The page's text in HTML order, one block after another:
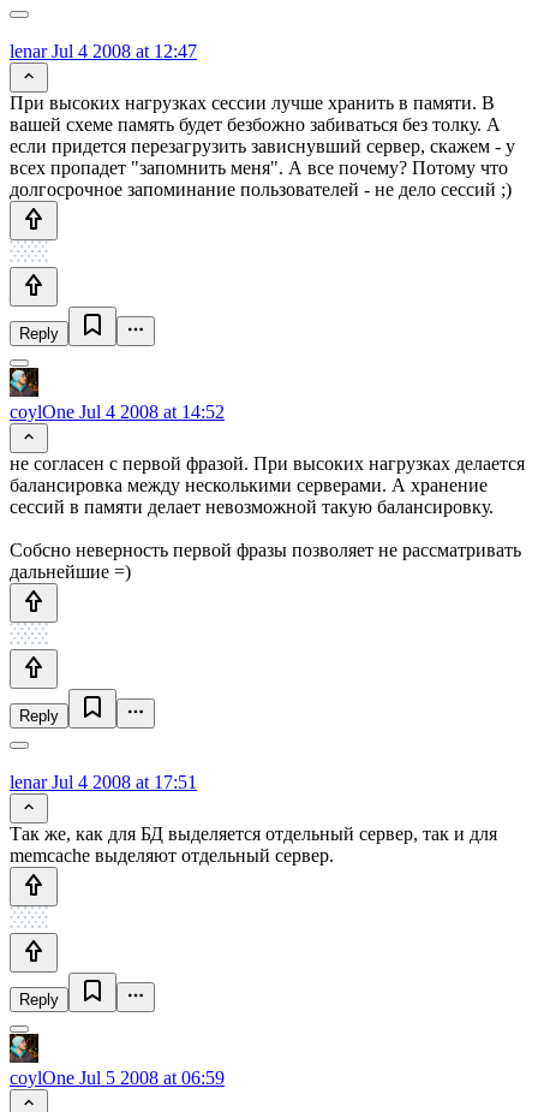
lenarJul 4 2008 at 12:47
При высоких нагрузках сессии лучше хранить в памяти. В
вашей схеме память будет безбожно забиваться без толку. А
если придется перезагрузить зависнувший сервер, скажем - у
всех пропадет "запомнить меня". А все почему? Потому что
долгосрочное запоминание пользователей - не дело сессий ;)
Reply
coylOne Jul 4 2008 at 14:52
не согласен с первой фразой. При высоких нагрузках делается
балансировка между несколькими серверами. А хранение
сессий в памяти делает невозможной такую балансировку.
Собсно неверность первой фразы позволяет не рассматривать
дальнейшие =)
Reply
lenarJul 4 2008 at 17:51
Так же, как для БД выделяется отдельный сервер, так и для
memcache выделяют отдельный сервер.
Reply
coylOne Jul 5 2008 at 06:59